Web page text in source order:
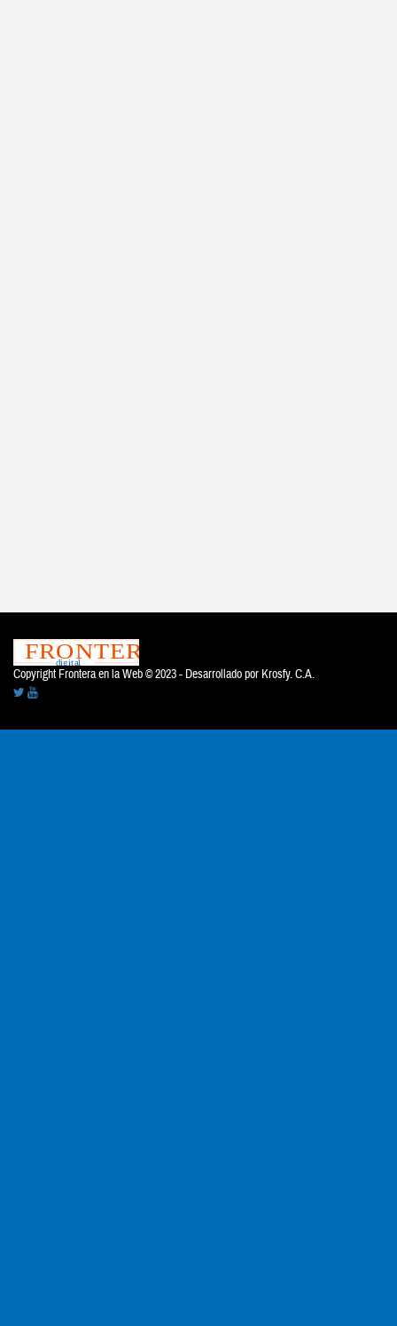
Copyright Frontera en la Web © 2023 - Desarrollado por Krosfy. C.A.